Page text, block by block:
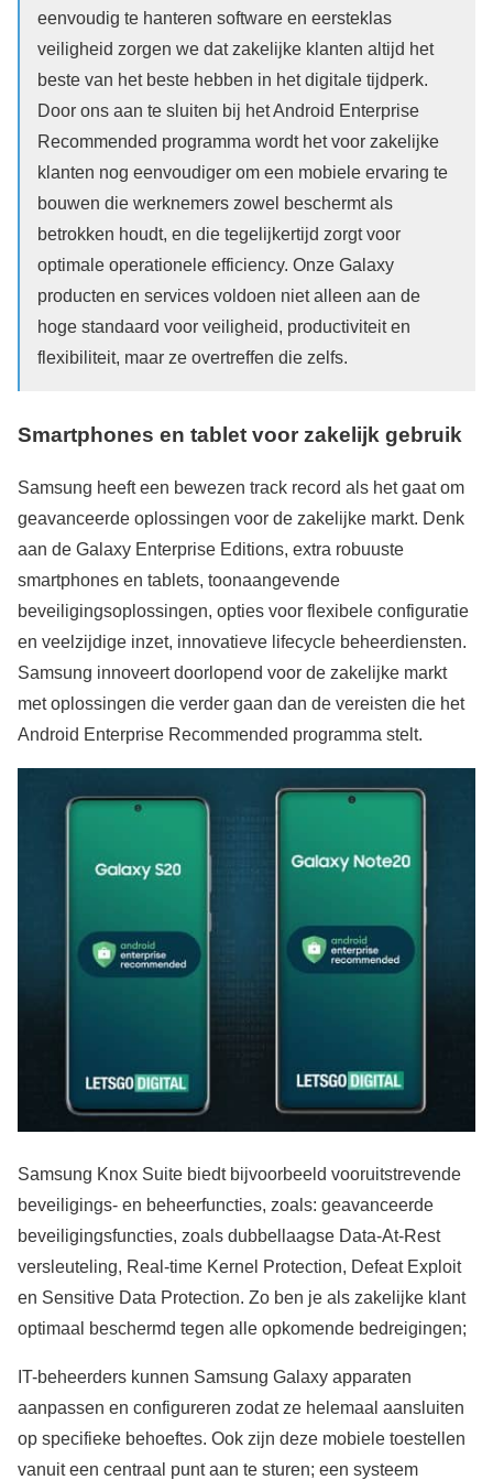
eenvoudig te hanteren software en eersteklas
veiligheid zorgen we dat zakelijke klanten altijd het
beste van het beste hebben in het digitale tijdperk.
Door ons aan te sluiten bij het Android Enterprise
Recommended programma wordt het voor zakelijke
klanten nog eenvoudiger om een mobiele ervaring te
bouwen die werknemers zowel beschermt als
betrokken houdt, en die tegelijkertijd zorgt voor
optimale operationele efficiency. Onze Galaxy
producten en services voldoen niet alleen aan de
hoge standaard voor veiligheid, productiviteit en
flexibiliteit, maar ze overtreffen die zelfs.
Smartphones en tablet voor zakelijk gebruik
Samsung heeft een bewezen track record als het gaat om
geavanceerde oplossingen voor de zakelijke markt. Denk
aan de Galaxy Enterprise Editions, extra robuuste
smartphones en tablets, toonaangevende
beveiligingsoplossingen, opties voor flexibele configuratie
en veelzijdige inzet, innovatieve lifecycle beheerdiensten.
Samsung innoveert doorlopend voor de zakelijke markt
met oplossingen die verder gaan dan de vereisten die het
Android Enterprise Recommended programma stelt.
Samsung Knox Suite biedt bijvoorbeeld vooruitstrevende
beveiligings- en beheerfuncties, zoals: geavanceerde
beveiligingsfuncties, zoals dubbellaagse Data-At-Rest
versleuteling, Real-time Kernel Protection, Defeat Exploit
en Sensitive Data Protection. Zo ben je als zakelijke klant
optimaal beschermd tegen alle opkomende bedreigingen;
IT-beheerders kunnen Samsung Galaxy apparaten
aanpassen en configureren zodat ze helemaal aansluiten
op specifieke behoeftes. Ook zijn deze mobiele toestellen
vanuit een centraal punt aan te sturen; een systeem